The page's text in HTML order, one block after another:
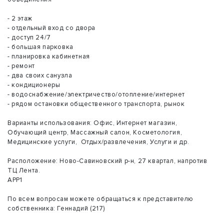
- 2 этаж
- отдельный вход со двора
- доступ 24/7
- большая парковка
- планировка кабинетная
- ремонт
- два своих санузла
- кондиционеры
- водоснабжение/электричество/отопление/интернет
- рядом остановки общественного транспорта, рынок
Варианты использования: Офис, Интернет магазин,
Обучающий центр, Массажный салон, Косметология,
Медицинские услуги, Отдых/развлечения, Услуги и др.
Расположение: Ново-Савиновский р-н, 27 квартал, напротив
ТЦ Лента.
АРР1
По всем вопросам можете обращаться к представителю
собственника: Геннадий (217)